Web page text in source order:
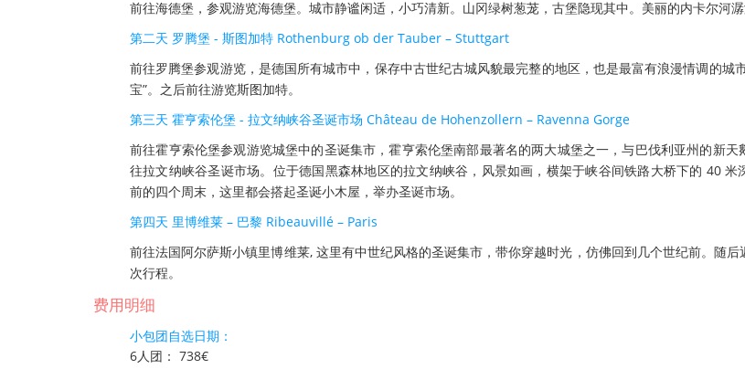
前往海德堡，参观游览海德堡。城市静谧闲适，小巧清新。山冈绿树葱茏，古堡隐现其中。美丽的内卡尔河潺
第二天 罗腾堡 - 斯图加特 Rothenburg ob der Tauber – Stuttgart
前往罗腾堡参观游览，是德国所有城市中，保存中古世纪古城风貌最完整的地区，也是最富有浪漫情调的城
宝”。之后前往游览斯图加特。
第三天 霍亨索伦堡 - 拉文纳峡谷圣诞市场 Château de Hohenzollern – Ravenna Gorge
前往霍亨索伦堡参观游览城堡中的圣诞集市，霍亨索伦堡南部最著名的两大城堡之一，与巴伐利亚州的新天
往拉文纳峡谷圣诞市场。位于德国黑森林地区的拉文纳峡谷，风景如画，横架于峡谷间铁路大桥下的 40 米
前的四个周末，这里都会搭起圣诞小木屋，举办圣诞市场。
第四天 里博维莱 – 巴黎 Ribeauvillé – Paris
前往法国阿尔萨斯小镇里博维莱, 这里有中世纪风格的圣诞集市，带你穿越时光，仿佛回到几个世纪前。随
次行程。
费用明细
小包团自选日期：
6人团： 738€